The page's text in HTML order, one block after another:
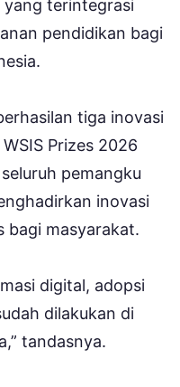
terintegrasi
pendidikan bagi
tiga inovasi
Prizes 2026
pemangku
inovasi
bagi masyarakat.
digital, adopsi
dilakukan di
tandasnya.